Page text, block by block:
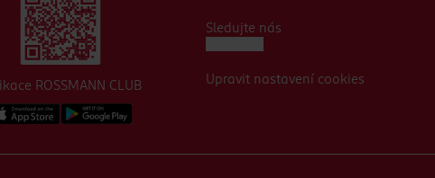
ROSSMANN CLUB
Sledujte nás
Upravit nastavení cookies